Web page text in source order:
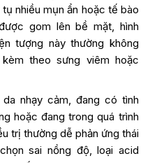
nhiều mụn ẩn hoặc tế bào
gom lên bề mặt, hình
tượng này thường không
theo sưng viêm hoặc
da nhạy cảm, đang có tình
hoặc đang trong quá trình
trị thường dễ phản ứng thái
sai nồng độ, loại acid